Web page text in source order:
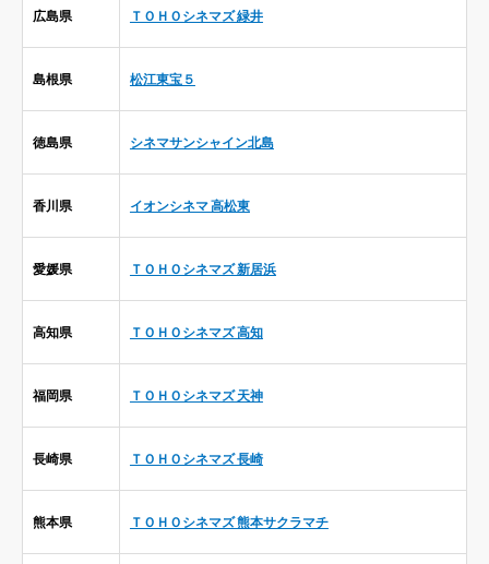
広島県 ＴＯＨＯシネマズ 緑井
島根県 松江東宝５
徳島県 シネマサンシャイン北島
香川県 イオンシネマ 高松東
愛媛県 ＴＯＨＯシネマズ 新居浜
高知県 ＴＯＨＯシネマズ 高知
福岡県 ＴＯＨＯシネマズ 天神
長崎県 ＴＯＨＯシネマズ 長崎
熊本県 ＴＯＨＯシネマズ 熊本サクラマチ